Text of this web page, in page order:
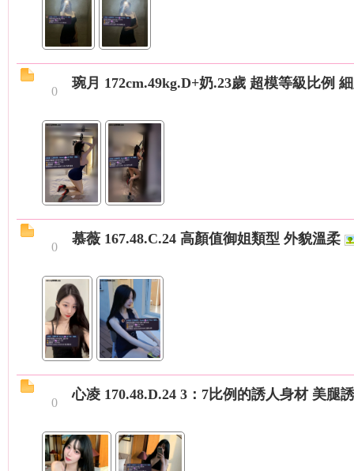
0
琬月 172cm.49kg.D+奶.23歲 超模等級比例
0
慕薇 167.48.C.24 高顏值御姐類型 外貌溫柔
0
心凌 170.48.D.24 3：7比例的誘人身材 美腿